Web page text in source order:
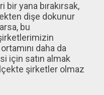
yana bırakırsak,
dişe dokunur
bu
daha da
için satın almak
şirketler olmaz